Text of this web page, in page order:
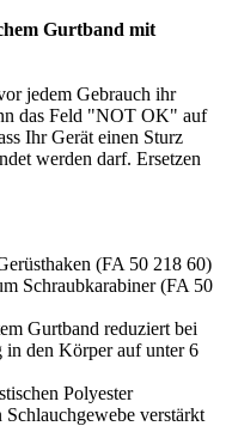
Gurtband mit
jedem Gebrauch ihr
das Feld "NOT OK" auf
Ihr Gerät einen Sturz
werden darf. Ersetzen
(FA 50 218 60)
Schraubkarabiner (FA 50
Gurtband reduziert bei
in den Körper auf unter 6
Polyester
verstärkt